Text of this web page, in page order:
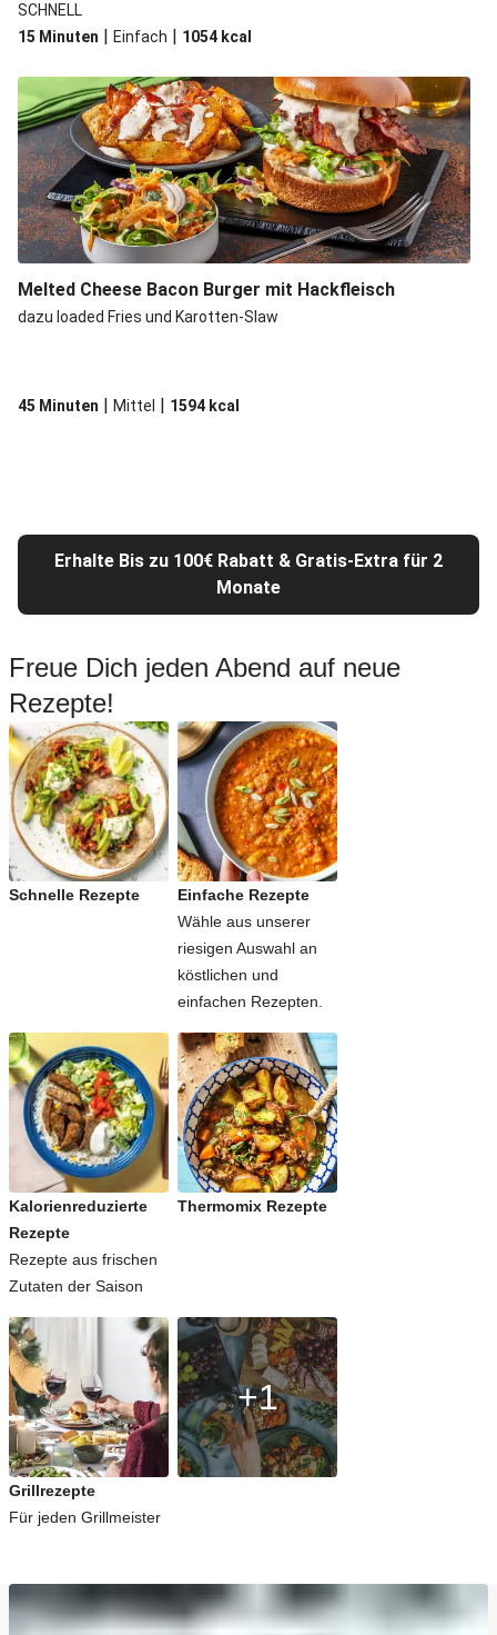
SCHNELL
15 Minuten | Einfach | 1054 kcal
Melted Cheese Bacon Burger mit Hackfleisch
dazu loaded Fries und Karotten-Slaw
45 Minuten | Mittel | 1594 kcal
Erhalte Bis zu 100€ Rabatt & Gratis-Extra für 2
Monate
Freue Dich jeden Abend auf neue
Rezepte!
Schnelle Rezepte
Einfache Rezepte
Wähle aus unserer
riesigen Auswahl an
köstlichen und
einfachen Rezepten.
Kalorienreduzierte
Rezepte
Rezepte aus frischen
Zutaten der Saison
Thermomix Rezepte
Grillrezepte
Für jeden Grillmeister
+1